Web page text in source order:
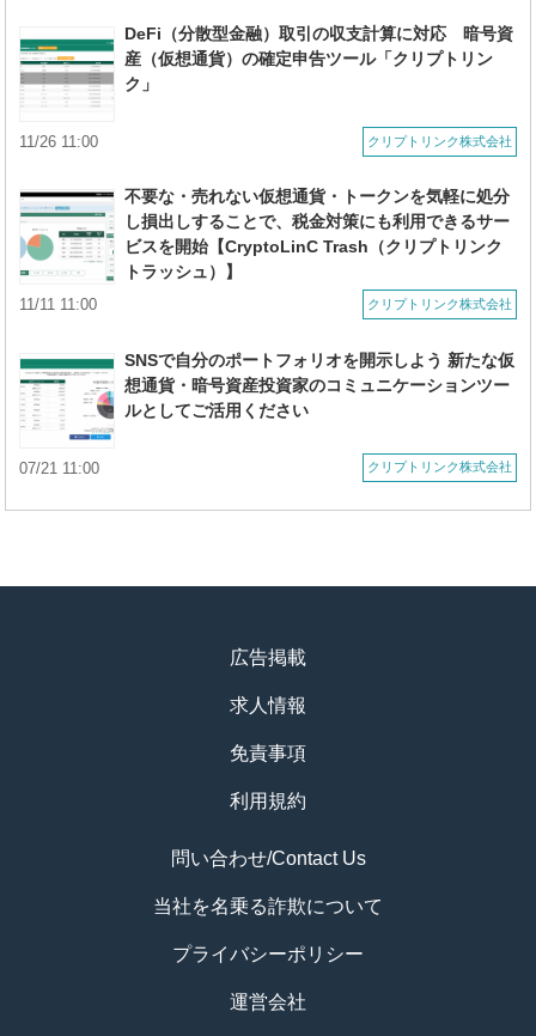
DeFi（分散型金融）取引の収支計算に対応 暗号資
産（仮想通貨）の確定申告ツール「クリプトリン
ク」
クリプトリンク株式会社
11/26 11:00
不要な・売れない仮想通貨・トークンを気軽に処分
し損出しすることで、税⾦対策にも利⽤できるサー
ビスを開始【CryptoLinC Trash（クリプトリンク
トラッシュ）】
クリプトリンク株式会社
11/11 11:00
SNSで自分のポートフォリオを開示しよう 新たな仮
想通貨・暗号資産投資家のコミュニケーションツー
ルとしてご活用ください
クリプトリンク株式会社
07/21 11:00
広告掲載
求人情報
免責事項
利用規約
問い合わせ/Contact Us
当社を名乗る詐欺について
プライバシーポリシー
運営会社